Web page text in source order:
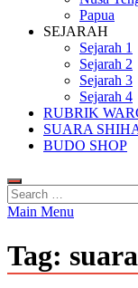
Papua
SEJARAH
Sejarah 1
Sejarah 2
Sejarah 3
Sejarah 4
RUBRIK
SUARA
BUDO SHOP
Search
for:
Main Menu
Tag: